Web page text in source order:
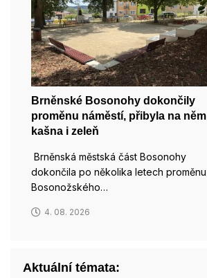
Brněnské Bosonohy dokončily
proměnu náměstí, přibyla na něm
kašna i zeleň
Brněnská městská část Bosonohy
dokončila po několika letech proměnu
Bosonožského…
4. 08. 2026
Aktuální témata: